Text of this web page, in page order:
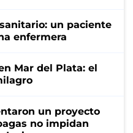
un paciente
enfermera
Mar del Plata: el
un proyecto
no impidan